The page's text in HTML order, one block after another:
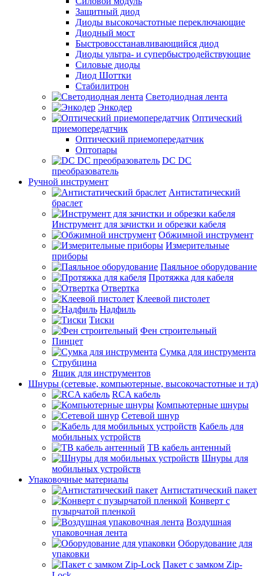
Защитный диод
Диоды высокочастотные переключающие
Диодный мост
Быстровосстанавливающийся диод
Диоды ультра- и супербыстродействующие
Силовые диоды
Диод Шоттки
Стабилитрон
Светодиодная лента
Энкодер
Оптический
приемопередатчик
Оптический приемопередатчик
Оптопары
DC DC
преобразователь
Ручной инструмент
Антистатический
браслет
Инструмент для зачистки и обрезки кабеля
Обжимной инструмент
Измерительные
приборы
Паяльное оборудование
Протяжка для кабеля
Отвертка
Клеевой пистолет
Надфиль
Тиски
Фен строительный
Пинцет
Сумка для инструмента
Струбцина
Ящик для инструментов
Шнуры (сетевые, компьютерные, высокочастотные и тд)
RCA кабель
Компьютерные шнуры
Сетевой шнур
Кабель для
мобильных устройств
ТВ кабель антенный
Шнуры для
мобильных устройств
Упаковочные материалы
Антистатический пакет
Конверт с
пузырчатой пленкой
Воздушная
упаковочная лента
Оборудование для
упаковки
Пакет с замком Zip-